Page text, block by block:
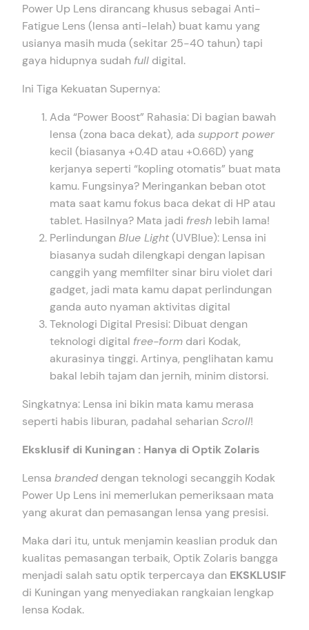
Power Up Lens dirancang khusus sebagai Anti-
Fatigue Lens (lensa anti-lelah) buat kamu yang
usianya masih muda (sekitar 25-40 tahun) tapi
gaya hidupnya sudah full digital.
Ini Tiga Kekuatan Supernya:
Ada “Power Boost” Rahasia: Di bagian bawah
lensa (zona baca dekat), ada support power
kecil (biasanya +0.4D atau +0.66D) yang
kerjanya seperti “kopling otomatis” buat mata
kamu. Fungsinya? Meringankan beban otot
mata saat kamu fokus baca dekat di HP atau
tablet. Hasilnya? Mata jadi fresh lebih lama!
Perlindungan Blue Light (UVBlue): Lensa ini
biasanya sudah dilengkapi dengan lapisan
canggih yang memfilter sinar biru violet dari
gadget, jadi mata kamu dapat perlindungan
ganda auto nyaman aktivitas digital
Teknologi Digital Presisi: Dibuat dengan
teknologi digital free-form dari Kodak,
akurasinya tinggi. Artinya, penglihatan kamu
bakal lebih tajam dan jernih, minim distorsi.
Singkatnya: Lensa ini bikin mata kamu merasa
seperti habis liburan, padahal seharian Scroll!
Eksklusif di Kuningan : Hanya di Optik Zolaris
Lensa branded dengan teknologi secanggih Kodak
Power Up Lens ini memerlukan pemeriksaan mata
yang akurat dan pemasangan lensa yang presisi.
Maka dari itu, untuk menjamin keaslian produk dan
kualitas pemasangan terbaik, Optik Zolaris bangga
menjadi salah satu optik terpercaya dan EKSKLUSIF
di Kuningan yang menyediakan rangkaian lengkap
lensa Kodak.